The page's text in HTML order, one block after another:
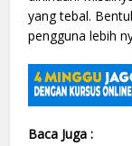
yang tebal.
pengguna lebih
Baca Juga :